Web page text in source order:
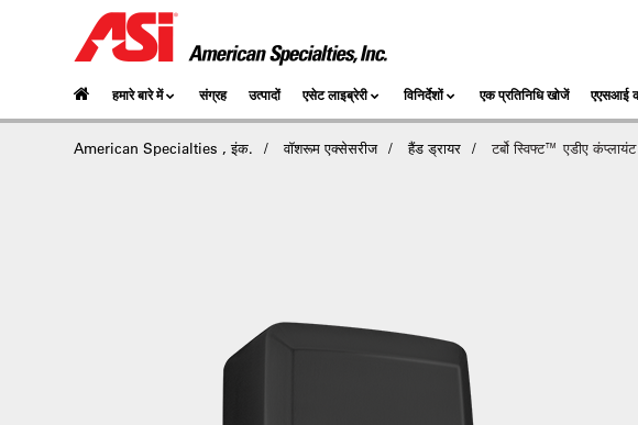
हमारे बारे में संग्रह उत्पादों एसेट लाइब्रेरी विनिर्देशों एक प्रतिनिधि खोजें एएसआई
American Specialties , इंक. वॉशरूम एक्सेसरीज हैंड ड्रायर टर्बो स्विफ्ट™ एडीए